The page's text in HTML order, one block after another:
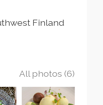
Finland
All photos (6)